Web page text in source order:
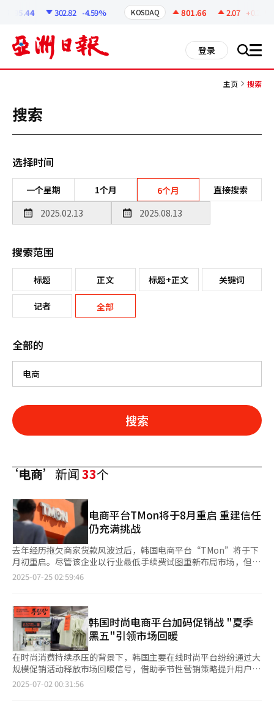
302.82 -4.59% KOSDAQ 801.66 2.07 +0.26%
登录 搜 all
主页 搜索
搜索
选择时间
一个星期 1个月 6个月 直接搜索
搜索范围
标题 正文 标题+正文 关键词
记者 全部
全部的
搜索
‘电商’新闻33个
电商平台TMon将于8月重启 重建信任
仍充满挑战
去年经历拖欠商家货款风波过后，韩国电商平台“TMon”将于下
月初重启。尽管该企业以行业最低手续费试图重新布局市场，但韩
国电商业界普遍持观望态度，TMon重塑商家与消费者信任仍困境
被接管后，时隔1年尝试重启。据悉，TMon计划销售家电、时
尚、美妆以及旅游商品等。TMon相关负责人表示：“目前已与支
付代理机构（PG）签署合同，正在努力争取在8月前全面恢复服务
平台。” 为挽回商家信任，TMon将引入“消费者确认购买后，次
日结算”的系统服务。同时，计划借助OASIS Corporation已有的
物流基础，推出晨间配送服务。为此，除收购费用外，OASIS
Corporation还追加投资了500亿韩元。 业内普遍认为，TMon要
恢复到原有的运营状态，仍面临诸多困难。其信任问题最为关键。
2025-07-25 02:59:46
韩国时尚电商平台加码促销战 "夏季
黑五"引领市场回暖
在时尚消费持续承压的背景下，韩国主要在线时尚平台纷纷通过大
规模促销活动释放市场回暖信号，借助季节性营销策略提升用户黏
性，为低迷的市场注入新的活力。 据时尚业界1日消息，Musinsa
2025-07-02 00:31:56